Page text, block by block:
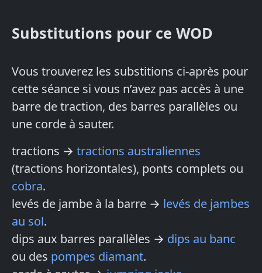
Substitutions pour ce WOD
Vous trouverez les substitions ci-après pour
cette séance si vous n’avez pas accès à une
barre de traction, des barres parallèles ou
une corde à sauter.
tractions → tractions australiennes
(tractions horizontales), ponts complets ou
cobra.
levés de jambe à la barre → levés de jambes
au sol.
dips aux barres parallèles → dips au banc
ou des pompes diamant.